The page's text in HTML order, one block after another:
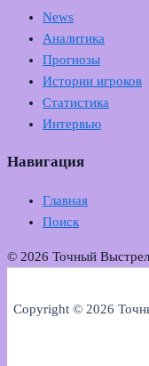
News
Аналитика
Прогнозы
Истории игроков
Статистика
Интервью
Навигация
Главная
Поиск
© 2026 Точный Выстрел
Copyright © 2026